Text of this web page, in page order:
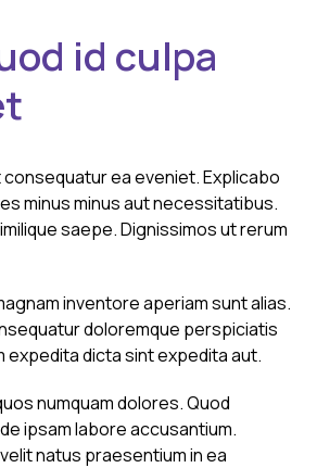
id culpa
ea eveniet. Explicabo
minus minus aut necessitatibus.
saepe. Dignissimos ut rerum
inventore aperiam sunt alias.
doloremque perspiciatis
expedita dicta sint expedita aut.
numquam dolores. Quod
ipsam labore accusantium.
natus praesentium in ea